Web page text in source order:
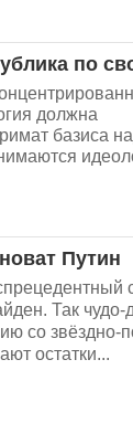
по
должна
базиса
Путин
Так чудо-
со звёздно-
остатки...